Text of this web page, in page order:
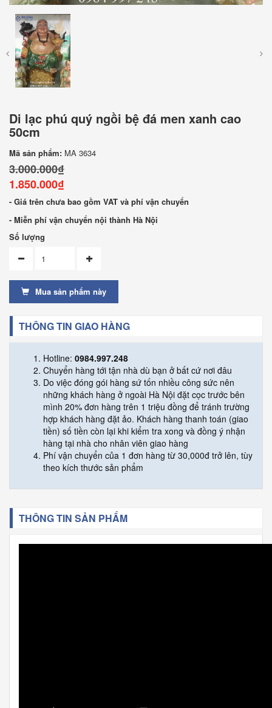
Di lạc phú quý ngồi bệ đá men xanh cao
50cm
Mã sản phẩm: MA 3634
3.000.000₫
1.850.000₫
- Giá trên chưa bao gồm VAT và phí vận chuyển
- Miễn phí vận chuyển nội thành Hà Nội
Số lượng
Mua sản phẩm này
THÔNG TIN GIAO HÀNG
Hotline: 0984.997.248
Chuyển hàng tới tận nhà dù bạn ở bất cứ nơi đâu
Do việc đóng gói hàng sứ tốn nhiều công sức nên
những khách hàng ở ngoài Hà Nội đặt cọc trước bên
mình 20% đơn hàng trên 1 triệu đồng để tránh trường
hợp khách hàng đặt ảo. Khách hàng thanh toán (giao
tiền) số tiền còn lại khi kiểm tra xong và đồng ý nhận
hàng tại nhà cho nhân viên giao hàng
Phí vận chuyển của 1 đơn hàng từ 30,000đ trở lên, tùy
theo kích thước sản phẩm
THÔNG TIN SẢN PHẨM